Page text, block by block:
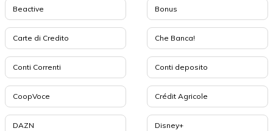
Beactive Bonus
Carte di Credito Che Banca!
Conti Correnti Conti deposito
CoopVoce Crédit Agricole
DAZN Disney+